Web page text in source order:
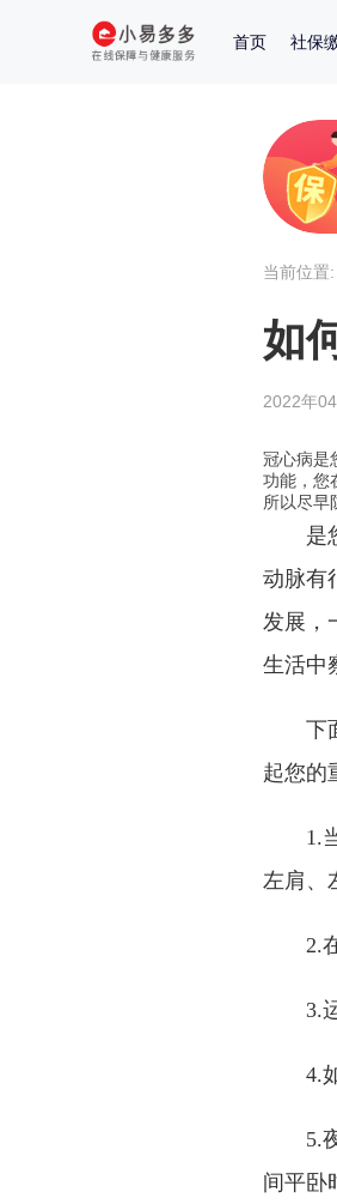
首页 社保
当前位置:
如
2022年
冠心病是
功能，您
所以尽早
是
动脉有
发展，
生活中
下面
起您的
1.当
左肩、
2.在
3.运
4.如
5.夜
间平卧